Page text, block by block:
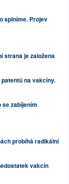
splníme. Projev
strana je založena
na vakcíny.
zabíjením
probíhá radikální
vakcín